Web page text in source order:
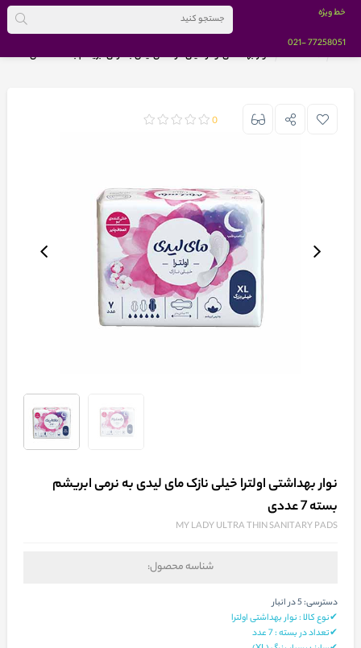
خط ویژه
77258051
-021
خانه
BRANDS نوار بهداشتی اولترا خیلی نازک مای لیدی به نرمی ابریشم بسته 7 عددی
نوار بهداشتی اولترا خیلی نازک مای لیدی به نرمی ابریشم
بسته 7 عددی
MY LADY ULTRA THIN SANITARY PADS
شناسه محصول:
دسترسی:5 در انبار
✔نوع کالا : نوار بهداشتی اولترا
✔تعداد در بسته : 7 عدد
0